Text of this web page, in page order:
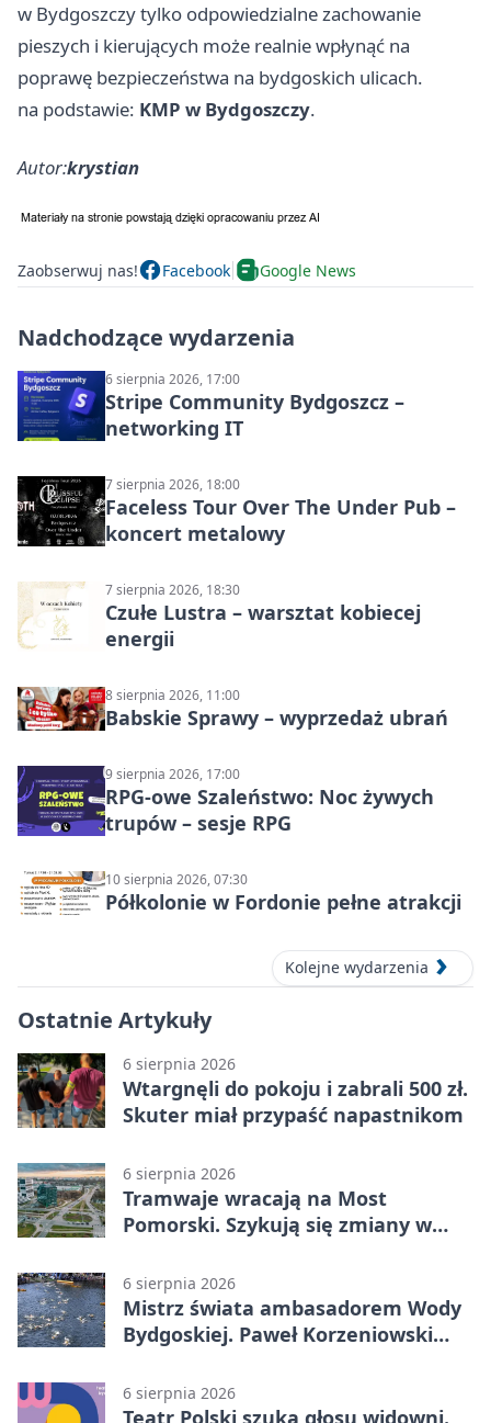
w Bydgoszczy tylko odpowiedzialne zachowanie
pieszych i kierujących może realnie wpłynąć na
poprawę bezpieczeństwa na bydgoskich ulicach.
na podstawie: KMP w Bydgoszczy.
Autor:krystian
Zaobserwuj nas! Facebook Google News
Nadchodzące wydarzenia
6 sierpnia 2026, 17:00
Stripe Community Bydgoszcz –
networking IT
7 sierpnia 2026, 18:00
Faceless Tour Over The Under Pub –
koncert metalowy
7 sierpnia 2026, 18:30
Czułe Lustra – warsztat kobiecej
energii
8 sierpnia 2026, 11:00
Babskie Sprawy – wyprzedaż ubrań
9 sierpnia 2026, 17:00
RPG-owe Szaleństwo: Noc żywych
trupów – sesje RPG
10 sierpnia 2026, 07:30
Półkolonie w Fordonie pełne atrakcji
Kolejne wydarzenia
Ostatnie Artykuły
6 sierpnia 2026
Wtargnęli do pokoju i zabrali 500 zł.
Skuter miał przypaść napastnikom
6 sierpnia 2026
Tramwaje wracają na Most
Pomorski. Szykują się zmiany w
6 sierpnia 2026
Mistrz świata ambasadorem Wody
Bydgoskiej. Paweł Korzeniowski
6 sierpnia 2026
Teatr Polski szuka głosu widowni.